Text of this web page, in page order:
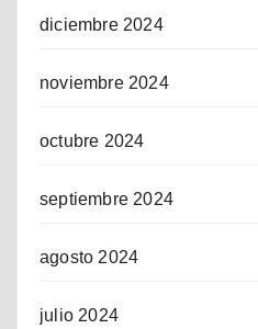
diciembre 2024
noviembre 2024
octubre 2024
septiembre 2024
agosto 2024
julio 2024